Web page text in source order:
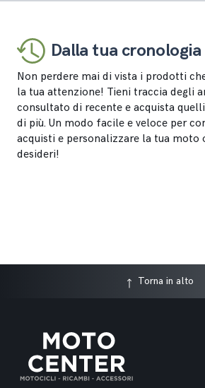
Dalla tua cronologia
Non perdere mai di vista i prodotti
la tua attenzione! Tieni traccia degli
consultato di recente e acquista
di più. Un modo facile e veloce per
acquisti e personalizzare la tua moto
desideri!
Torna in alto